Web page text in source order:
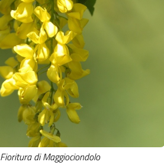
Fioritura di Maggiociondolo